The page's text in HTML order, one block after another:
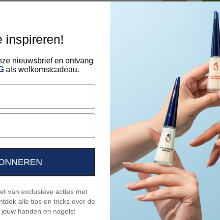
Natürliche Handpflege: Zutaten für
weiche und gesunde Hände
02/22/24 FEB, 24 YOANA GAYDOVA
Haben Sie schon einmal von natürlicher Handpflege
inspireren!
nieuwsbrief en ontvang
als welkomstcadeau.
van exclusieve acties met
alle tips en tricks over de
handen en nagels!